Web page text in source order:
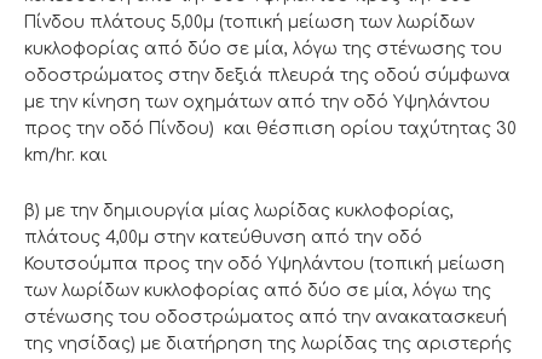
Πίνδου πλάτους 5,00μ (τοπική μείωση των λωρίδων
κυκλοφορίας από δύο σε μία, λόγω της στένωσης του
οδοστρώματος στην δεξιά πλευρά της οδού σύμφωνα
με την κίνηση των οχημάτων από την οδό Υψηλάντου
προς την οδό Πίνδου) και θέσπιση ορίου ταχύτητας 30
km/hr. και
β) με την δημιουργία μίας λωρίδας κυκλοφορίας,
πλάτους 4,00μ στην κατεύθυνση από την οδό
Κουτσούμπα προς την οδό Υψηλάντου (τοπική μείωση
των λωρίδων κυκλοφορίας από δύο σε μία, λόγω της
στένωσης του οδοστρώματος από την ανακατασκευή
της νησίδας) με διατήρηση της λωρίδας της αριστερής